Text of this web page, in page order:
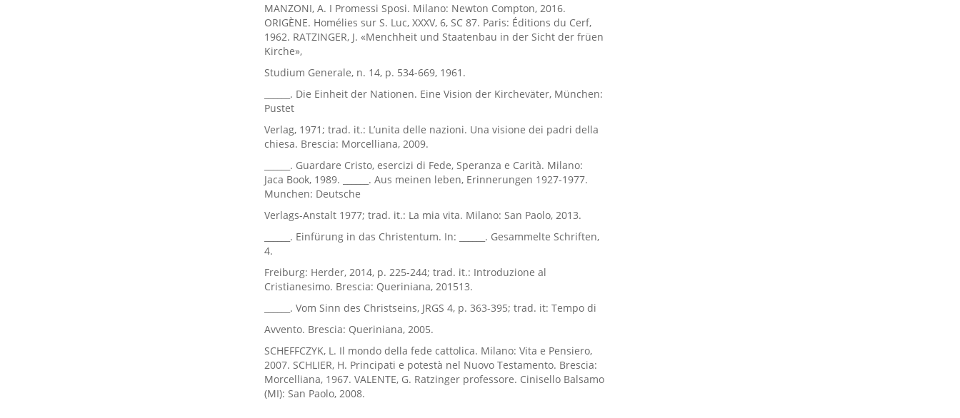
MANZONI, A. I Promessi Sposi. Milano: Newton Compton, 2016.
ORIGÈNE. Homélies sur S. Luc, XXXV, 6, SC 87. Paris: Éditions du Cerf,
1962. RATZINGER, J. «Menchheit und Staatenbau in der Sicht der früen
Kirche»,
Studium Generale, n. 14, p. 534-669, 1961.
______. Die Einheit der Nationen. Eine Vision der Kircheväter, München:
Pustet
Verlag, 1971; trad. it.: L’unita delle nazioni. Una visione dei padri della
chiesa. Brescia: Morcelliana, 2009.
______. Guardare Cristo, esercizi di Fede, Speranza e Carità. Milano:
Jaca Book, 1989. ______. Aus meinen leben, Erinnerungen 1927-1977.
Munchen: Deutsche
Verlags-Anstalt 1977; trad. it.: La mia vita. Milano: San Paolo, 2013.
______. Einfürung in das Christentum. In: ______. Gesammelte Schriften,
4.
Freiburg: Herder, 2014, p. 225-244; trad. it.: Introduzione al
Cristianesimo. Brescia: Queriniana, 201513.
______. Vom Sinn des Christseins, JRGS 4, p. 363-395; trad. it: Tempo di
Avvento. Brescia: Queriniana, 2005.
SCHEFFCZYK, L. Il mondo della fede cattolica. Milano: Vita e Pensiero,
2007. SCHLIER, H. Principati e potestà nel Nuovo Testamento. Brescia:
Morcelliana, 1967. VALENTE, G. Ratzinger professore. Cinisello Balsamo
(MI): San Paolo, 2008.